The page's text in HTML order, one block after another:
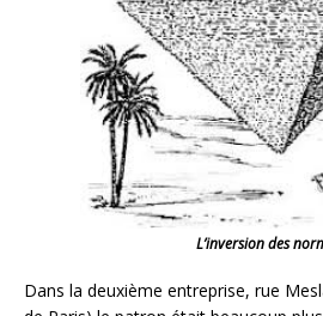
L’inversion des
Dans la deuxième entreprise, rue